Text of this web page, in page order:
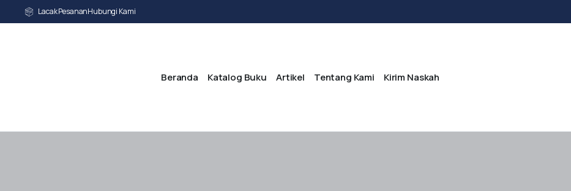
Lacak PesananHubungi Kami
Beranda Katalog Buku Artikel Tentang Kami Kirim Naskah